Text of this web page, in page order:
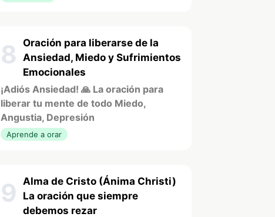
8
Oración para liberarse de la
Ansiedad, Miedo y Sufrimientos
Emocionales
¡Adiós Ansiedad! 🙏 La oración para
liberar tu mente de todo Miedo,
Angustia, Depresión
Aprende a orar
9
Alma de Cristo (Ánima Christi)
La oración que siempre
debemos rezar